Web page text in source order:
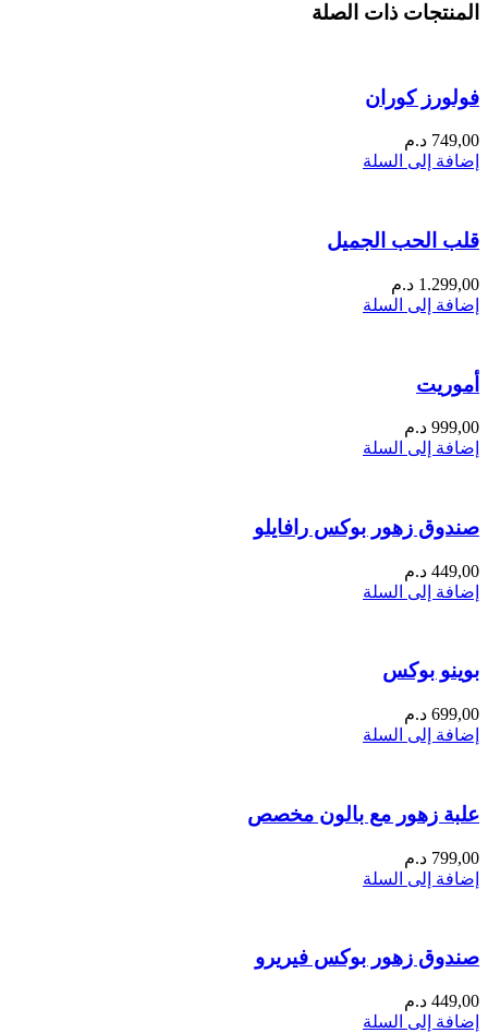
المنتجات ذات الصلة
فولورز كوران
749,00 د.م
إضافة إلى السلة
قلب الحب الجميل
1.299,00 د.م
إضافة إلى السلة
أموريت
999,00 د.م
إضافة إلى السلة
صندوق زهور بوكس رافايلو
449,00 د.م
إضافة إلى السلة
بوينو بوكس
699,00 د.م
إضافة إلى السلة
علبة زهور مع بالون مخصص
799,00 د.م
إضافة إلى السلة
صندوق زهور بوكس فيريرو
449,00 د.م
إضافة إلى السلة